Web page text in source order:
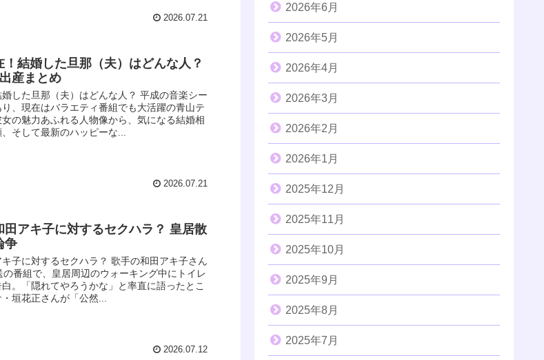
2026.07.21
結婚した旦那（夫）はどんな人？
産まとめ
した旦那（夫）はどんな人？ 平成の音楽シー
、現在はバラエティ番組でも大活躍の青山テ
の魅力あふれる人物像から、気になる結婚相
そして最新のハッピーな...
2026.07.21
田アキ子に対するセクハラ？ 皇居散
争
子に対するセクハラ？ 歌手の和田アキ子さん
の番組で、皇居周辺のウォーキング中にトイレ
。「隠れてやろうかな」と率直に語ったとこ
垣花正さんが「公然...
2026.07.12
2026年6月
2026年5月
2026年4月
2026年3月
2026年2月
2026年1月
2025年12月
2025年11月
2025年10月
2025年9月
2025年8月
2025年7月